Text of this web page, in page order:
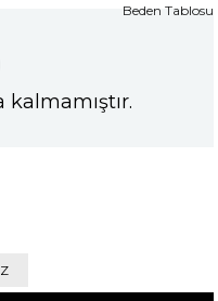
kalmamıştır.
Beden Tablosu